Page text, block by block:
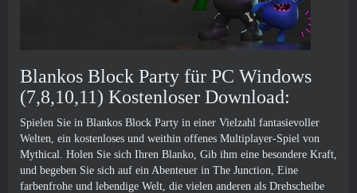
Blankos Block Party für PC Windows
(7,8,10,11) Kostenloser Download:
Spielen Sie in Blankos Block Party in einer Vielzahl fantasievoller
Welten, ein kostenloses und weithin offenes Multiplayer-Spiel von
Mythical. Holen Sie sich Ihren Blanko, Gib ihm eine besondere Kraft,
und begeben Sie sich auf ein Abenteuer in The Junction, Eine
farbenfrohe und lebendige Welt, die vielen anderen als Drehscheibe